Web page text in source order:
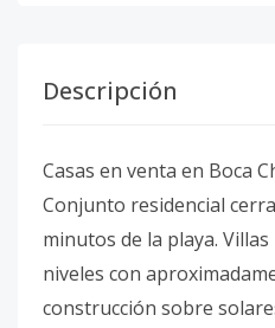
Descripción
Casas en venta en Boca
Conjunto residencial
minutos de la playa.
niveles con
construcción sobre